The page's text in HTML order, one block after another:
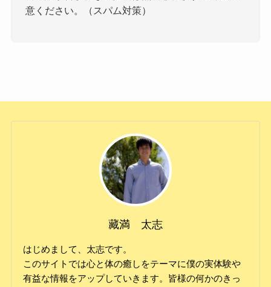
意ください。（スパム対策）
藏満 太志
はじめまして、太志です。
このサイトでは心と体の癒しをテーマに僕の実体験や
有益な情報をアップしていきます。皆様の何かのきっ